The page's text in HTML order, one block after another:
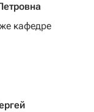
кафедре